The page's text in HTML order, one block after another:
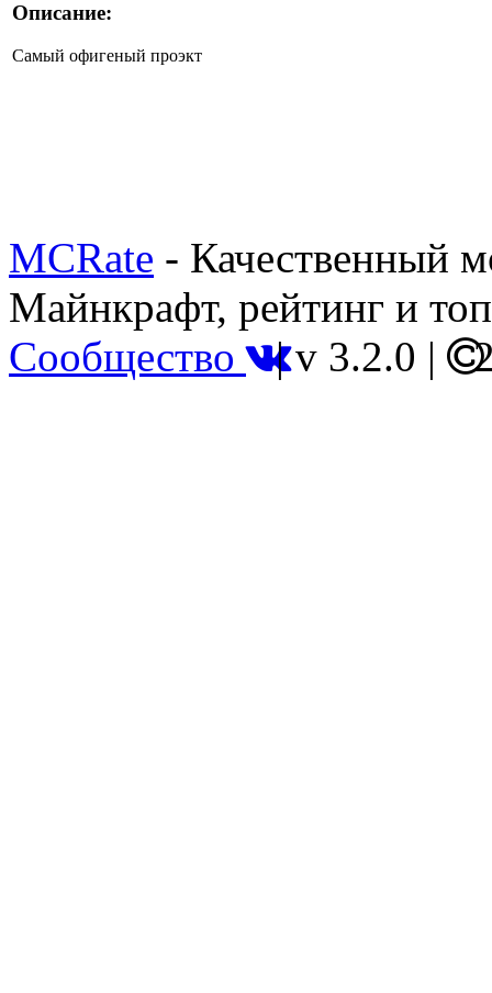
Описание:
Самый офигеный проэкт
MCRate - Качественный
Майнкрафт, рейтинг и
Сообщество |v 3.2.0 |